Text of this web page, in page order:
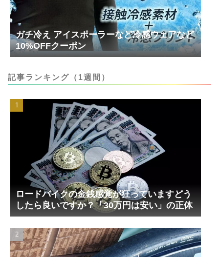
ガチ冷え アイスポーラーなど冷感ウェアなど
10%OFFクーポン
記事ランキング（1週間）
ロードバイクの金銭感覚が狂っていますどう
したら良いですか？「30万円は安い」の正体